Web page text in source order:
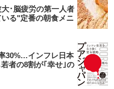
･脳疲労の第一人者
る"定番の朝食メニ
30%…インフレ日本
者の8割が｢幸せ｣の